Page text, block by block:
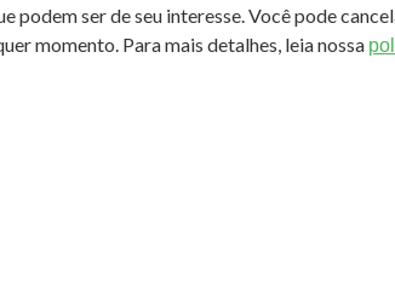
podem ser de seu interesse. Você pode
momento. Para mais detalhes, leia nossa